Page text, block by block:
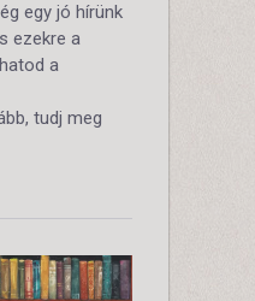
egy jó hírünk
ezekre a
a
tudj meg